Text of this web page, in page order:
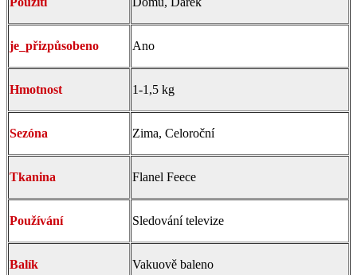
je_přizpůsobeno Ano
Hmotnost 1-1,5 kg
Sezóna Zima, Celoroční
Tkanina Flanel Feece
Používání Sledování televize
Balík Vakuově baleno